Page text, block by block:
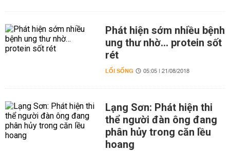
Phát hiện sớm nhiều bệnh
ung thư nhờ… protein sốt
rét
LỐI SỐNG 05:05 | 21/08/2018
Lạng Sơn: Phát hiện thi
thể người đàn ông đang
phân hủy trong căn lều
hoang